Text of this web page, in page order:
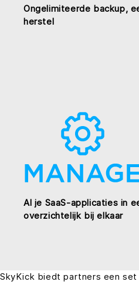
Ongelimiteerde backup,
herstel
Al je SaaS-applicaties in
overzichtelijk bij elkaar
SkyKick biedt partners een set